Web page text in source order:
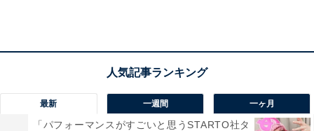
最新 一週間 一ヶ月
「パフォーマンスがすごいと思うSTARTO社タ